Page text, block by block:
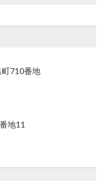
710番地
地11